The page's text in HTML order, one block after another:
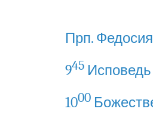
Прп.
945 Исповедь
1000